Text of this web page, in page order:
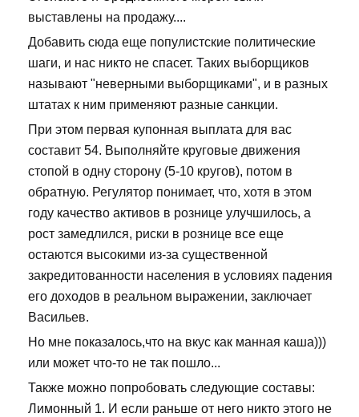
выставлены на продажу....
Добавить сюда еще популистские политические
шаги, и нас никто не спасет. Таких выборщиков
называют "неверными выборщиками", и в разных
штатах к ним применяют разные санкции.
При этом первая купонная выплата для вас
составит 54. Выполняйте круговые движения
стопой в одну сторону (5-10 кругов), потом в
обратную. Регулятор понимает, что, хотя в этом
году качество активов в рознице улучшилось, а
рост замедлился, риски в рознице все еще
остаются высокими из-за существенной
закредитованности населения в условиях падения
его доходов в реальном выражении, заключает
Васильев.
Но мне показалось,что на вкус как манная каша)))
или может что-то не так пошло...
Также можно попробовать следующие составы:
Лимонный 1. И если раньше от него никто этого не